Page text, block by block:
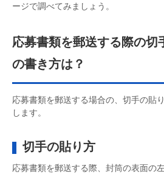
ージで調べてみましょう。
応募書類を郵送する際の切
の書き方は？
応募書類を郵送する場合の、切手の貼
します。
切手の貼り方
応募書類を郵送する際、封筒の表面の